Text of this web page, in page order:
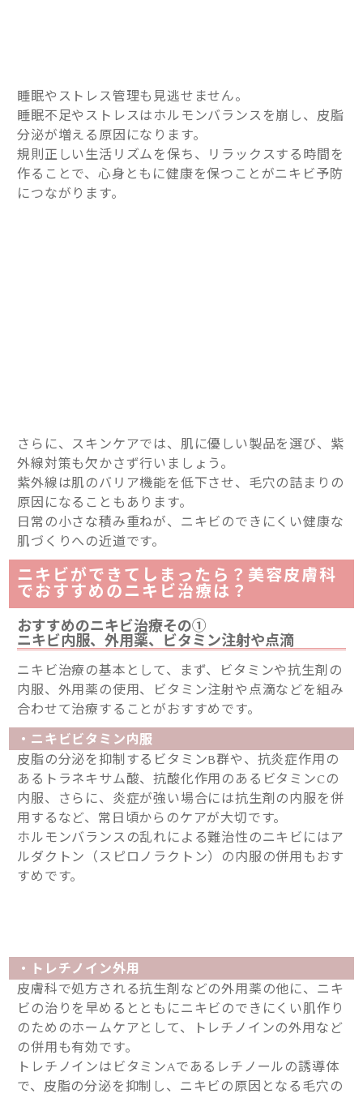
睡眠やストレス管理も見逃せません。
睡眠不足やストレスはホルモンバランスを崩し、皮脂
分泌が増える原因になります。
規則正しい生活リズムを保ち、リラックスする時間を
作ることで、心身ともに健康を保つことがニキビ予防
につながります。
さらに、スキンケアでは、肌に優しい製品を選び、紫
外線対策も欠かさず行いましょう。
紫外線は肌のバリア機能を低下させ、毛穴の詰まりの
原因になることもあります。
日常の小さな積み重ねが、ニキビのできにくい健康な
肌づくりへの近道です。
ニキビができてしまったら？美容皮膚科
でおすすめのニキビ治療は？
おすすめのニキビ治療その①
ニキビ内服、外用薬、ビタミン注射や点滴
ニキビ治療の基本として、まず、ビタミンや抗生剤の
内服、外用薬の使用、ビタミン注射や点滴などを組み
合わせて治療することがおすすめです。
・ニキビビタミン内服
皮脂の分泌を抑制するビタミンB群や、抗炎症作用の
あるトラネキサム酸、抗酸化作用のあるビタミンCの
内服、さらに、炎症が強い場合には抗生剤の内服を併
用するなど、常日頃からのケアが大切です。
ホルモンバランスの乱れによる難治性のニキビにはア
ルダクトン（スピロノラクトン）の内服の併用もおす
すめです。
・トレチノイン外用
皮膚科で処方される抗生剤などの外用薬の他に、ニキ
ビの治りを早めるとともにニキビのできにくい肌作り
のためのホームケアとして、トレチノインの外用など
の併用も有効です。
トレチノインはビタミンAであるレチノールの誘導体
で、皮脂の分泌を抑制し、ニキビの原因となる毛穴の